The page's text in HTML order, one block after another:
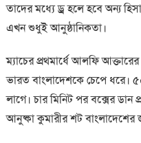
তাদের মধ্যে ড্র হলে হবে অন্য
এখন শুধুই আনুষ্ঠানিকতা।
ম্যাচের প্রথমার্ধে আলফি আক্তারের
ভারত বাংলাদেশকে চেপে ধরে।
লাগে। চার মিনিট পর বক্সের ডান
আনুষ্কা কুমারীর শট বাংলাদেশের